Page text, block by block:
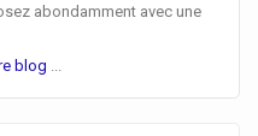
abondamment avec une
blog